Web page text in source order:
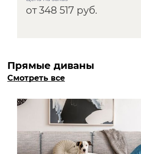
от 348 517 руб.
Прямые диваны
Смотреть все